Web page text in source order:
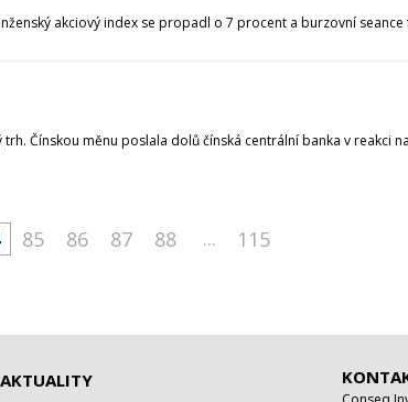
akciový index se propadl o 7 procent a burzovní
Čínskou měnu poslala dolů čínská centrální banka v reakci
85 86 87 88 ... 115
AKTUALITY